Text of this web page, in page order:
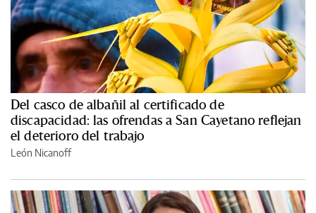
Del casco de albañil al certificado de
discapacidad: las ofrendas a San Cayetano reflejan
el deterioro del trabajo
León Nicanoff